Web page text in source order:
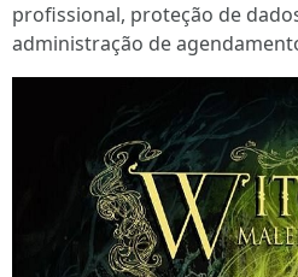
profissional, proteção de
administração de